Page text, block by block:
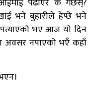
पढाएर के गर्छस्?
भने बुहारीले हेप्छे भने
भए आज यो दिन
अवसर नपाएको भएँ कहाँ